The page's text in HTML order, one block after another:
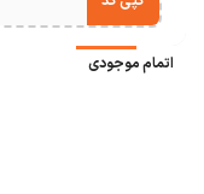
-16%
اتمام موجودی